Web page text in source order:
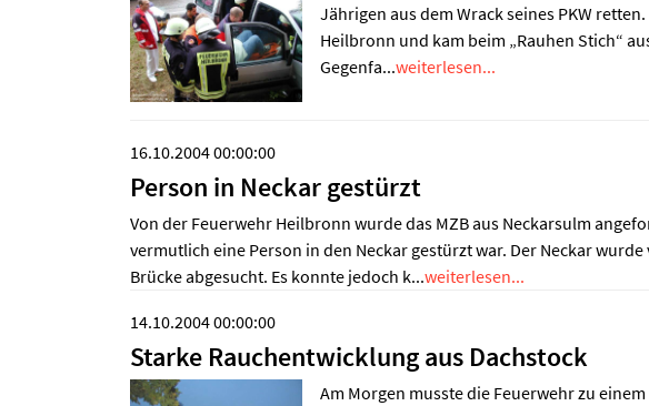
Jährigen aus dem Wrack seines PKW
Heilbronn und kam beim „Rauhen Stich“
Gegenfa...weiterlesen...
16.10.2004 00:00:00
Person in Neckar gestürzt
Von der Feuerwehr Heilbronn wurde das MZB aus Neckarsulm
vermutlich eine Person in den Neckar gestürzt war. Der Neckar
Brücke abgesucht. Es konnte jedoch k...weiterlesen...
14.10.2004 00:00:00
Starke Rauchentwicklung aus Dachstock
Am Morgen musste die Feuerwehr zu